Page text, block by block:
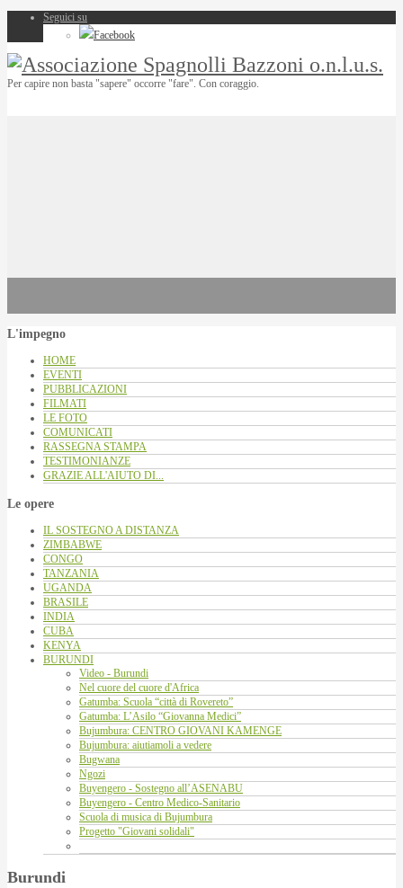
Seguici su
Facebook
Per capire non basta "sapere" occorre "fare". Con coraggio.
L'impegno
HOME
EVENTI
PUBBLICAZIONI
FILMATI
LE FOTO
COMUNICATI
RASSEGNA STAMPA
TESTIMONIANZE
GRAZIE ALL'AIUTO DI...
Le opere
IL SOSTEGNO A DISTANZA
ZIMBABWE
CONGO
TANZANIA
UGANDA
BRASILE
INDIA
CUBA
KENYA
BURUNDI
Video - Burundi
Nel cuore del cuore d'Africa
Gatumba: Scuola “città di Rovereto”
Gatumba: L’Asilo “Giovanna Medici”
Bujumbura: CENTRO GIOVANI KAMENGE
Bujumbura: aiutiamoli a vedere
Bugwana
Ngozi
Buyengero - Sostegno all’ASENABU
Buyengero - Centro Medico-Sanitario
Scuola di musica di Bujumbura
Progetto "Giovani solidali"
Burundi